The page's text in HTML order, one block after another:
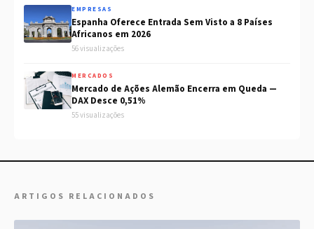
EMPRESAS
Espanha Oferece Entrada Sem Visto a 8 Países
Africanos em 2026
56 visualizações
MERCADOS
Mercado de Ações Alemão Encerra em Queda —
DAX Desce 0,51%
55 visualizações
ARTIGOS RELACIONADOS